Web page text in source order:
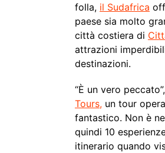
folla, il Sudafrica
paese sia molto
città costiera di
attrazioni
destinazioni.
“È un vero
Tours, un tour
fantastico. Non è
quindi 10
itinerario quando